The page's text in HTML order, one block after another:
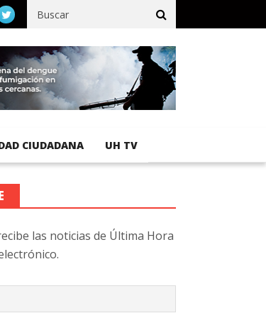
92 % de avance en obras de terracería
CIUDADANA UH TV
las noticias de Última Hora